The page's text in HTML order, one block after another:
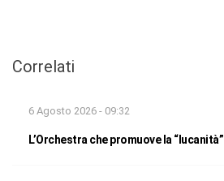
Correlati
6 Agosto 2026 - 09:32
L’Orchestra che promuove la “lucanità”